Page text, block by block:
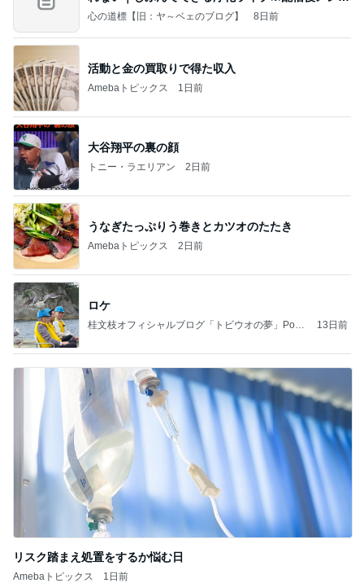
ー限
心の道標【旧：ヤ～ベェのブログ】 8日前
活動と金の買取りで得た収入
Amebaトピックス 1日前
大谷翔平の裏の顔
トニー・ラエリアン 2日前
うなぎたっぷりう巻きとカツオのたたき
Amebaトピックス 2日前
ロケ
桂文枝オフィシャルブログ「トビウオの夢」Pow
13日前
リスク踏まえ処置をするか悩む日
Amebaトピックス 1日前